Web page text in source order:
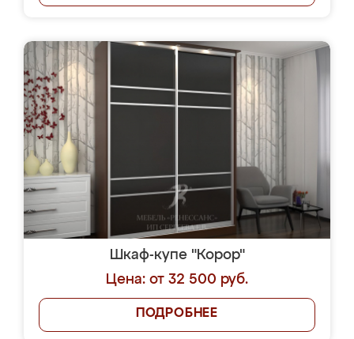
Шкаф-купе "Корор"
Цена: от 32 500 руб.
ПОДРОБНЕЕ